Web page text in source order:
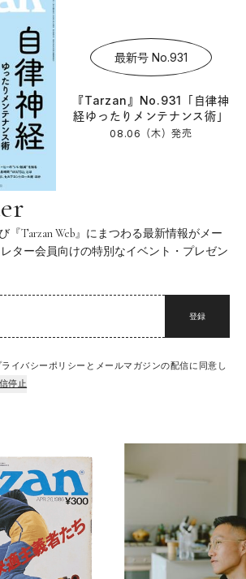
最新号 No.931
『Tarzan』No.931「自律神
経ゆったりメンテナンス術」
08.06（木）発売
『Tarzan Web』にまつわる最新情報がメー
ター会員向けの特別なイベント・プレゼン
登録
イバシーポリシーとメールマガジンの配信に同意し
停止